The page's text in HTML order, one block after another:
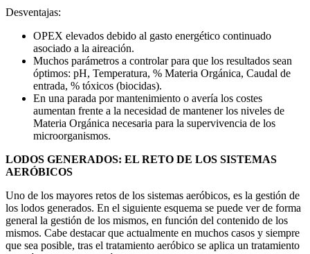
Desventajas:
OPEX elevados debido al gasto energético continuado
asociado a la aireación.
Muchos parámetros a controlar para que los resultados sean
óptimos: pH, Temperatura, % Materia Orgánica, Caudal de
entrada, % tóxicos (biocidas).
En una parada por mantenimiento o avería los costes
aumentan frente a la necesidad de mantener los niveles de
Materia Orgánica necesaria para la supervivencia de los
microorganismos.
LODOS GENERADOS: EL RETO DE LOS SISTEMAS
AERÓBICOS
Uno de los mayores retos de los sistemas aeróbicos, es la gestión de
los lodos generados. En el siguiente esquema se puede ver de forma
general la gestión de los mismos, en función del contenido de los
mismos. Cabe destacar que actualmente en muchos casos y siempre
que sea posible, tras el tratamiento aeróbico se aplica un tratamiento